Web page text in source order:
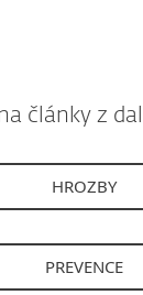
články z
HROZBY
PREVENCE